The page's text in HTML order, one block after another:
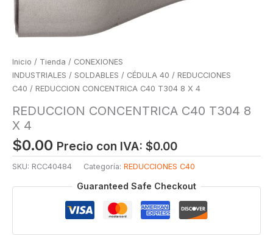
Inicio / Tienda / CONEXIONES
INDUSTRIALES / SOLDABLES / CÉDULA 40 / REDUCCIONES
C40 / REDUCCION CONCENTRICA C40 T304 8 X 4
REDUCCION CONCENTRICA C40 T304 8
X 4
$0.00 Precio con IVA: $0.00
SKU: RCC40484 Categoría: REDUCCIONES C40
Guaranteed Safe Checkout